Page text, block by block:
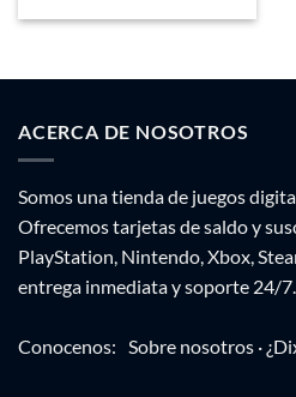
original
actual
ACERCA DE NOSOTROS
Somos una tienda de juegos
Ofrecemos tarjetas de saldo y
PlayStation, Nintendo, Xbox,
entrega inmediata y soporte 24/7.
Conocenos: Sobre nosotros ·